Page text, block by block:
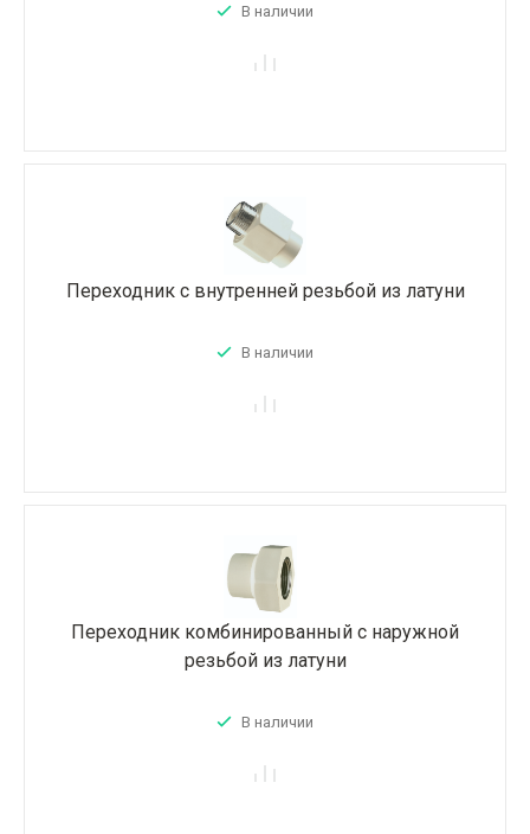
В наличии
Переходник с внутренней резьбой из латуни
В наличии
Переходник комбинированный с наружной
резьбой из латуни
В наличии